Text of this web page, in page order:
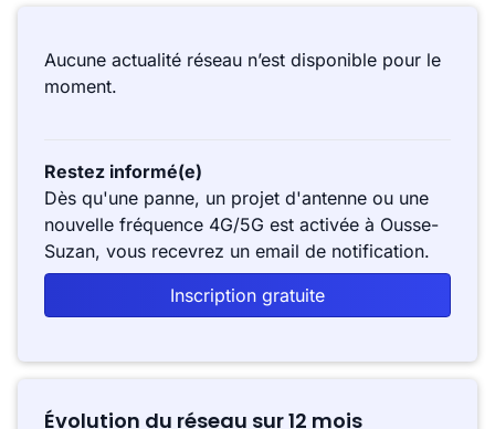
Aucune actualité réseau n’est disponible pour le
moment.
Restez informé(e)
Dès qu'une panne, un projet d'antenne ou une
nouvelle fréquence 4G/5G est activée à Ousse-
Suzan, vous recevrez un email de notification.
Inscription gratuite
Évolution du réseau sur 12 mois